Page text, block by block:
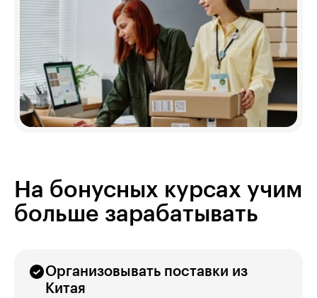
На бонусных курсах учим
больше зарабатывать
Организовывать поставки из
Китая